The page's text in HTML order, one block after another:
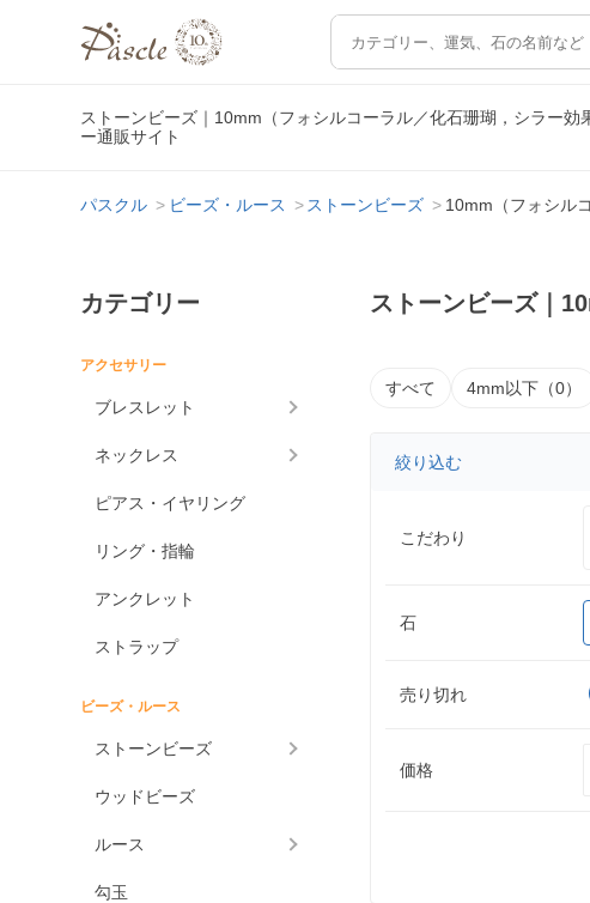
ストーンビーズ｜10mm（フォシルコーラル／化石珊瑚，シラー
ー通販サイト
パスクル ビーズ・ルース ストーンビーズ 10mm（フォシル
カテゴリー
アクセサリー
ブレスレット
ネックレス
ピアス・イヤリング
リング・指輪
アンクレット
ストラップ
ビーズ・ルース
ストーンビーズ
ウッドビーズ
ルース
勾玉
ストーンビーズ｜
すべて 4mm以下（0）
絞り込む
こだわり
石
売り切れ
価格